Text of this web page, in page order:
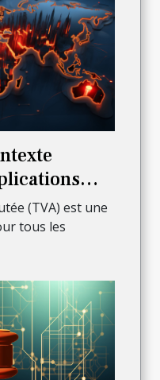
(TVA) est une
tous les